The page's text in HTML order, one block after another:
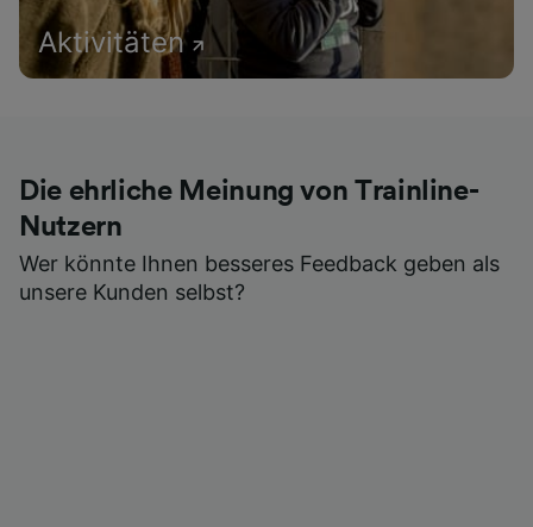
Aktivitäten
Die ehrliche Meinung von Trainline-
Nutzern
Wer könnte Ihnen besseres Feedback geben als
unsere Kunden selbst?